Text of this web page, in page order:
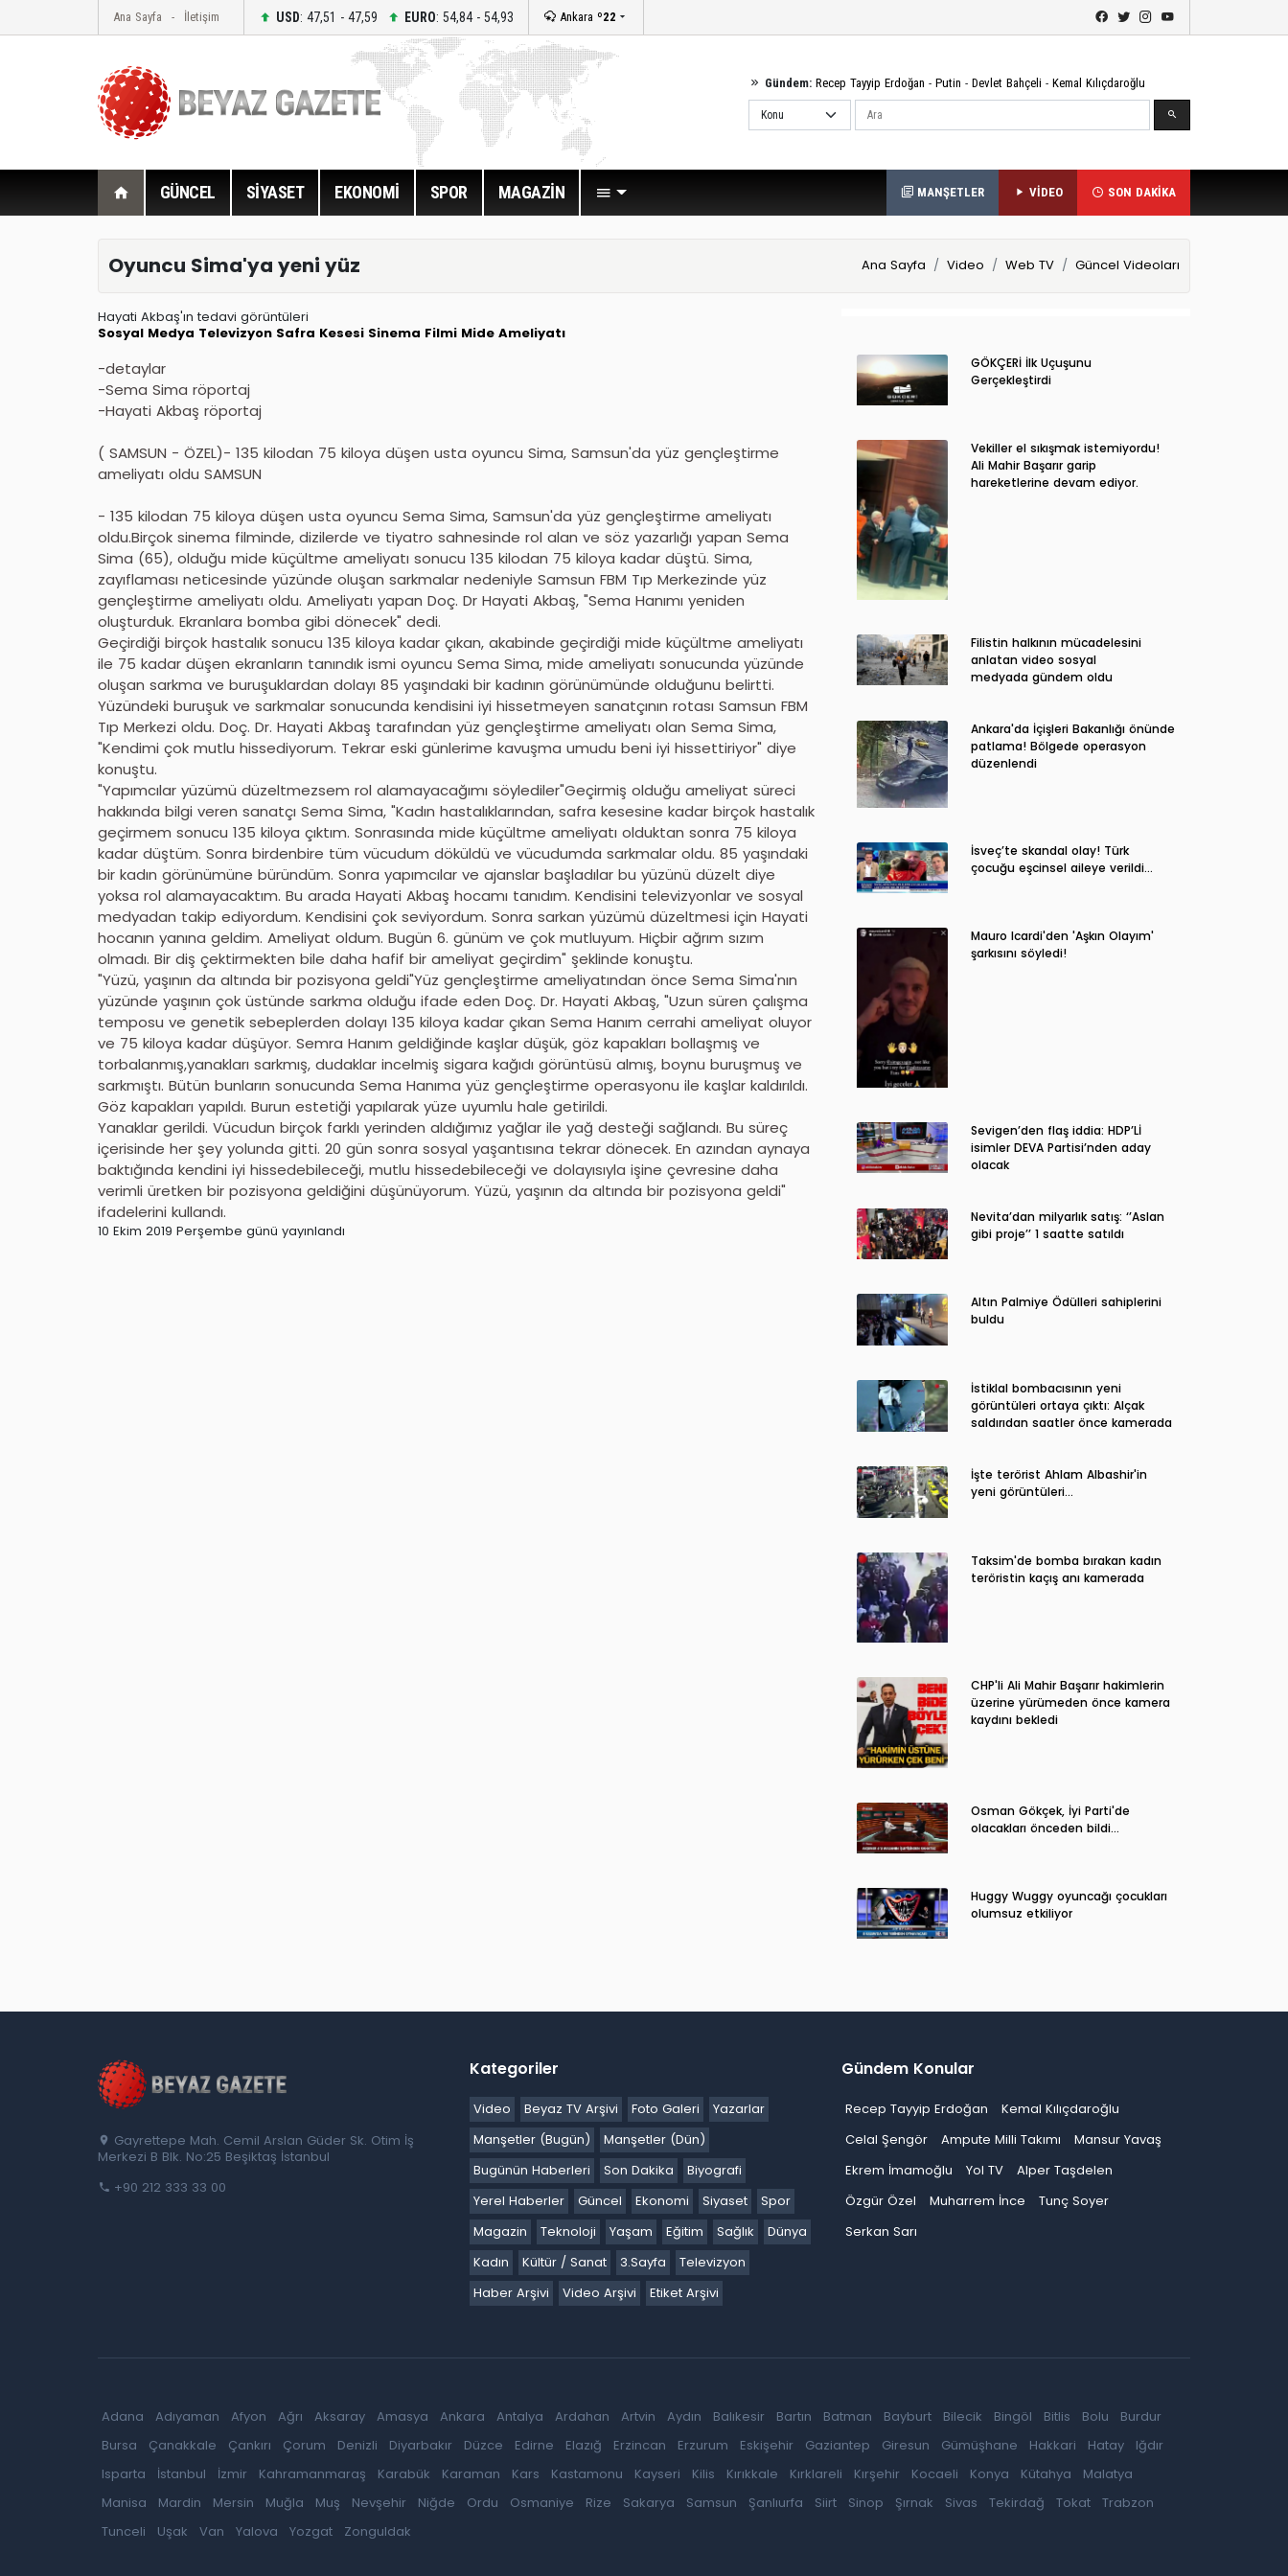
Ana Sayfa İletişim USD: 47,51 - 47,59 EURO: 54,84 - 54,93 Ankara º22
Gündem: Recep Tayyip Erdoğan - Putin - Devlet Bahçeli - Kemal Kılıçdaroğlu
Ara
GÜNCEL SİYASET EKONOMİ SPOR MAGAZİN MANŞETLER VİDEO SON DAKİKA
Oyuncu Sima'ya yeni yüz Ana Sayfa Video Web TV Güncel Videoları
Hayati Akbaş'ın tedavi görüntüleri
Sosyal Medya Televizyon Safra Kesesi Sinema Filmi Mide Ameliyatı
-detaylar
-Sema Sima röportaj
-Hayati Akbaş röportaj
( SAMSUN - ÖZEL)- 135 kilodan 75 kiloya düşen usta oyuncu Sima, Samsun'da yüz gençleştirme
ameliyatı oldu SAMSUN
- 135 kilodan 75 kiloya düşen usta oyuncu Sema Sima, Samsun'da yüz gençleştirme ameliyatı
oldu.Birçok sinema filminde, dizilerde ve tiyatro sahnesinde rol alan ve söz yazarlığı yapan Sema
Sima (65), olduğu mide küçültme ameliyatı sonucu 135 kilodan 75 kiloya kadar düştü. Sima,
zayıflaması neticesinde yüzünde oluşan sarkmalar nedeniyle Samsun FBM Tıp Merkezinde yüz
gençleştirme ameliyatı oldu. Ameliyatı yapan Doç. Dr Hayati Akbaş, "Sema Hanımı yeniden
oluşturduk. Ekranlara bomba gibi dönecek" dedi.
Geçirdiği birçok hastalık sonucu 135 kiloya kadar çıkan, akabinde geçirdiği mide küçültme ameliyatı
ile 75 kadar düşen ekranların tanındık ismi oyuncu Sema Sima, mide ameliyatı sonucunda yüzünde
oluşan sarkma ve buruşuklardan dolayı 85 yaşındaki bir kadının görünümünde olduğunu belirtti.
Yüzündeki buruşuk ve sarkmalar sonucunda kendisini iyi hissetmeyen sanatçının rotası Samsun FBM
Tıp Merkezi oldu. Doç. Dr. Hayati Akbaş tarafından yüz gençleştirme ameliyatı olan Sema Sima,
"Kendimi çok mutlu hissediyorum. Tekrar eski günlerime kavuşma umudu beni iyi hissettiriyor" diye
konuştu.
"Yapımcılar yüzümü düzeltmezsem rol alamayacağımı söylediler"Geçirmiş olduğu ameliyat süreci
hakkında bilgi veren sanatçı Sema Sima, "Kadın hastalıklarından, safra kesesine kadar birçok hastalık
geçirmem sonucu 135 kiloya çıktım. Sonrasında mide küçültme ameliyatı olduktan sonra 75 kiloya
kadar düştüm. Sonra birdenbire tüm vücudum döküldü ve vücudumda sarkmalar oldu. 85 yaşındaki
bir kadın görünümüne büründüm. Sonra yapımcılar ve ajanslar başladılar bu yüzünü düzelt diye
yoksa rol alamayacaktım. Bu arada Hayati Akbaş hocamı tanıdım. Kendisini televizyonlar ve sosyal
medyadan takip ediyordum. Kendisini çok seviyordum. Sonra sarkan yüzümü düzeltmesi için Hayati
hocanın yanına geldim. Ameliyat oldum. Bugün 6. günüm ve çok mutluyum. Hiçbir ağrım sızım
olmadı. Bir diş çektirmekten bile daha hafif bir ameliyat geçirdim" şeklinde konuştu.
"Yüzü, yaşının da altında bir pozisyona geldi"Yüz gençleştirme ameliyatından önce Sema Sima'nın
yüzünde yaşının çok üstünde sarkma olduğu ifade eden Doç. Dr. Hayati Akbaş, "Uzun süren çalışma
temposu ve genetik sebeplerden dolayı 135 kiloya kadar çıkan Sema Hanım cerrahi ameliyat oluyor
ve 75 kiloya kadar düşüyor. Semra Hanım geldiğinde kaşlar düşük, göz kapakları bollaşmış ve
torbalanmış,yanakları sarkmış, dudaklar incelmiş sigara kağıdı görüntüsü almış, boynu buruşmuş ve
sarkmıştı. Bütün bunların sonucunda Sema Hanıma yüz gençleştirme operasyonu ile kaşlar kaldırıldı.
Göz kapakları yapıldı. Burun estetiği yapılarak yüze uyumlu hale getirildi.
Yanaklar gerildi. Vücudun birçok farklı yerinden aldığımız yağlar ile yağ desteği sağlandı. Bu süreç
içerisinde her şey yolunda gitti. 20 gün sonra sosyal yaşantısına tekrar dönecek. En azından aynaya
baktığında kendini iyi hissedebileceği, mutlu hissedebileceği ve dolayısıyla işine çevresine daha
verimli üretken bir pozisyona geldiğini düşünüyorum. Yüzü, yaşının da altında bir pozisyona geldi"
ifadelerini kullandı.
10 Ekim 2019 Perşembe günü yayınlandı
GÖKÇERİ İlk Uçuşunu
Gerçekleştirdi
Vekiller el sıkışmak istemiyordu!
Ali Mahir Başarır garip
hareketlerine devam ediyor.
Filistin halkının mücadelesini
anlatan video sosyal
medyada gündem oldu
Ankara'da İçişleri Bakanlığı önünde
patlama! Bölgede operasyon
düzenlendi
İsveç’te skandal olay! Türk
çocuğu eşcinsel aileye verildi…
Mauro Icardi'den 'Aşkın Olayım'
şarkısını söyledi!
Sevigen’den flaş iddia: HDP’Lİ
isimler DEVA Partisi’nden aday
olacak
Nevita’dan milyarlık satış: ‘’Aslan
gibi proje’’ 1 saatte satıldı
Altın Palmiye Ödülleri sahiplerini
buldu
İstiklal bombacısının yeni
görüntüleri ortaya çıktı: Alçak
saldırıdan saatler önce kamerada
İşte terörist Ahlam Albashir'in
yeni görüntüleri…
Taksim'de bomba bırakan kadın
teröristin kaçış anı kamerada
CHP'li Ali Mahir Başarır hakimlerin
üzerine yürümeden önce kamera
kaydını bekledi
Osman Gökçek, İyi Parti'de
olacakları önceden bildi...
Huggy Wuggy oyuncağı çocukları
olumsuz etkiliyor
Gayrettepe Mah. Cemil Arslan Güder Sk. Otim İş
Merkezi B Blk. No:25 Beşiktaş İstanbul
+90 212 333 33 00
Kategoriler
Video Beyaz TV Arşivi Foto Galeri
Yazarlar
Manşetler (Bugün)
Manşetler (Dün)
Bugünün Haberleri
Son Dakika
Biyografi
Yerel Haberler
Güncel Ekonomi Siyaset
Spor
Magazin
Teknoloji Yaşam Eğitim Sağlık
Dünya
Kadın
Kültür / Sanat 3.Sayfa
Televizyon
Haber Arşivi
Video Arşivi Etiket Arşivi
Gündem Konular
Recep Tayyip Erdoğan
Kemal Kılıçdaroğlu
Celal Şengör
Ampute Milli Takımı
Mansur Yavaş
Ekrem İmamoğlu
Yol TV
Alper Taşdelen
Özgür Özel
Muharrem İnce
Tunç Soyer
Serkan Sarı
Adana Adıyaman Afyon Ağrı Aksaray Amasya Ankara Antalya Ardahan Artvin Aydın Balıkesir Bartın Batman Bayburt Bilecik Bingöl Bitlis Bolu
Burdur
Bursa
Çanakkale Çankırı Çorum Denizli Diyarbakır Düzce Edirne Elazığ Erzincan Erzurum Eskişehir Gaziantep Giresun Gümüşhane Hakkari Hatay
Iğdır
Isparta
İstanbul İzmir Kahramanmaraş Karabük Karaman Kars Kastamonu Kayseri Kilis Kırıkkale Kırklareli Kırşehir Kocaeli Konya Kütahya
Malatya
Manisa
Mardin Mersin Muğla Muş Nevşehir Niğde Ordu Osmaniye Rize Sakarya Samsun Şanlıurfa Siirt Sinop Şırnak Sivas Tekirdağ Tokat
Trabzon
Tunceli
Uşak Van Yalova Yozgat Zonguldak